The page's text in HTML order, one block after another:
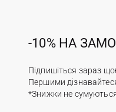
-10% НА
Підпишіться зараз
Першими
*Знижки не